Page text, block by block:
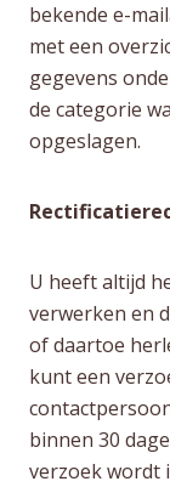
bekende e-
met een
gegevens
de categorie
opgeslagen.
U heeft altijd
verwerken en
of daartoe
kunt een
binnen 30
verzoek wordt